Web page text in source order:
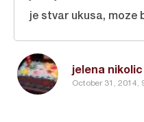
jelena nikolic
October 31, 2014,
je stvar ukusa, moze